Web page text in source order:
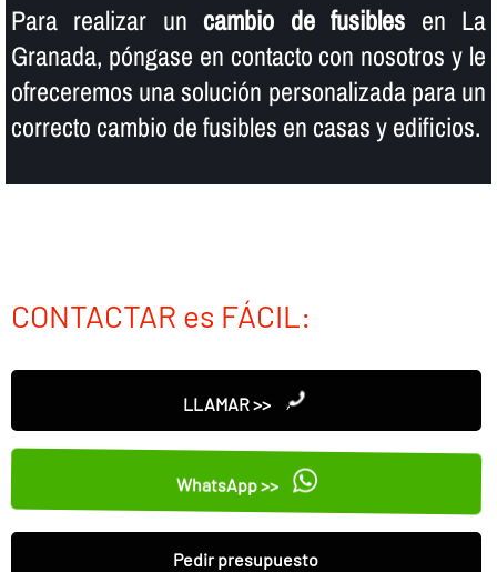
Para realizar uncambio de fusibles en La
Granada, póngase en contacto con nosotros y le
ofreceremos una solución personalizada para un
correcto cambio de fusibles en casas y edificios.
CONTACTAR es FÁCIL:
LLAMAR >>
WhatsApp >>
Pedir presupuesto